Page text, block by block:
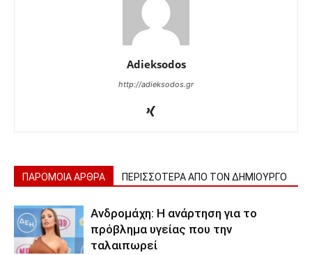
Adieksodos
http://adieksodos.gr
ΠΑΡΟΜΟΙΑ ΑΡΘΡΑ ΠΕΡΙΣΣΟΤΕΡΑ ΑΠΟ ΤΟΝ ΔΗΜΙΟΥΡΓΟ
Ανδρομάχη: Η ανάρτηση για το
πρόβλημα υγείας που την
ταλαιπωρεί